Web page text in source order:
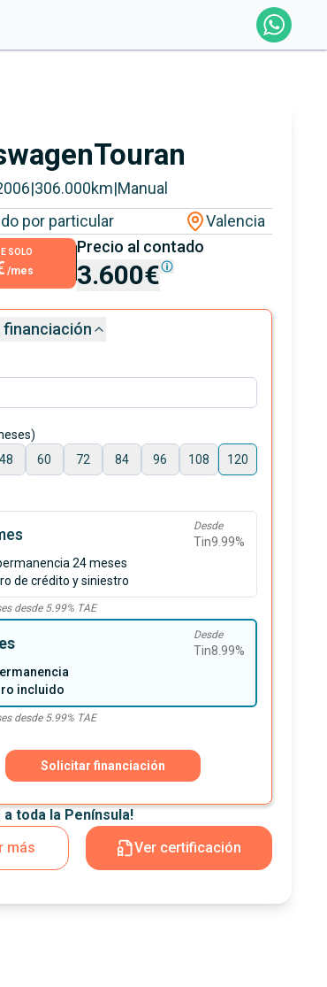
Touran
|306.000km|Manual
por particular
Valencia
SOLO
/mes
Precio al contado
3.600€
financiación
48 60 72 84 96 108 120
Desde
Tin9.99%
24 meses
de crédito y siniestro
desde 5.99% TAE
Desde
Tin8.99%
incluido
desde 5.99% TAE
Solicitar financiación
a toda la Península!
más
Ver certificación